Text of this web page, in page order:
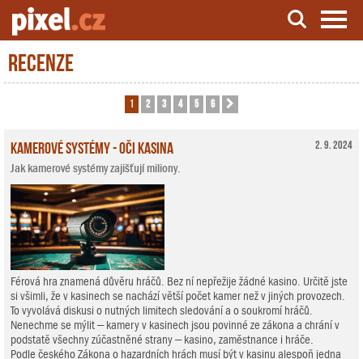
Server o natáčení a zpracování videa
Recenze
1 2 3 4 5 6
2. 9. 2024
Kamerové systémy - oči kasina
Jak kamerové systémy zajišťují miliony.
Férová hra znamená důvěru hráčů. Bez ní nepřežije žádné kasino. Určitě jste
si všimli, že v kasinech se nachází větší počet kamer než v jiných provozech.
To vyvolává diskusi o nutných limitech sledování a o soukromí hráčů.
Nenechme se mýlit – kamery v kasinech jsou povinné ze zákona a chrání v
podstatě všechny zúčastněné strany – kasino, zaměstnance i hráče.
Podle českého Zákona o hazardních hrách musí být v kasinu alespoň jedna